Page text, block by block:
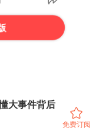
大事件背后
免费订阅